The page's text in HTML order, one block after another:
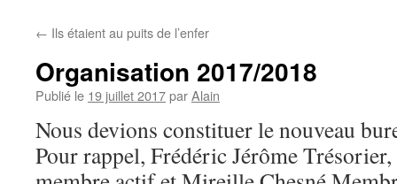
← Ils étaient au puits de l’enfer
Organisation 2017/2018
Publié le 19 juillet 2017parAlain
Nous devions constituer le nouveau
Pour rappel, Frédéric Jérôme